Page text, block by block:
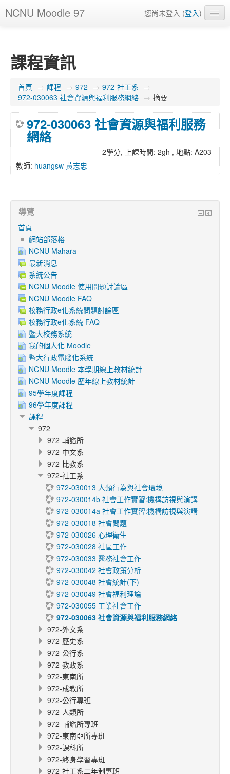
NCNU Moodle 97 您尚未登入 (登入)
課程資訊
首頁 → 課程 → 972 → 972-社工系 →
972-030063 社會資源與福利服務網絡 → 摘要
972-030063 社會資源與福利服務
網絡
2學分, 上課時間: 2gh , 地點: A203
教師: huangsw 黃志忠
導覽
首頁
網站部落格
NCNU Mahara
最新消息
系統公告
NCNU Moodle 使用問題討論區
NCNU Moodle FAQ
校務行政e化系統問題討論區
校務行政e化系統 FAQ
暨大校務系統
我的個人化 Moodle
暨大行政電腦化系統
NCNU Moodle 本學期線上教材統計
NCNU Moodle 歷年線上教材統計
95學年度課程
96學年度課程
課程
972
972-輔諮所
972-中文系
972-比教系
972-社工系
972-030013 人類行為與社會環境
972-030014b 社會工作實習:機構訪視與演講
972-030014a 社會工作實習:機構訪視與演講
972-030018 社會問題
972-030026 心理衛生
972-030028 社區工作
972-030033 醫務社會工作
972-030042 社會政策分析
972-030048 社會統計(下)
972-030049 社會福利理論
972-030055 工業社會工作
972-030063 社會資源與福利服務網絡
972-外文系
972-歷史系
972-公行系
972-教政系
972-東南所
972-成教所
972-公行專班
972-人類所
972-輔諮所專班
972-東南亞所專班
972-課科所
972-終身學習專班
972-社工系二年制專班